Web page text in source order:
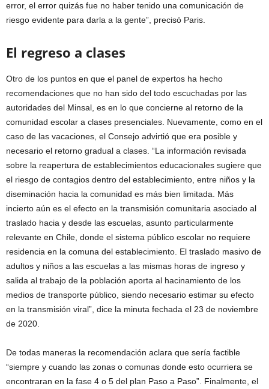
error, el error quizás fue no haber tenido una comunicación de
riesgo evidente para darla a la gente”, precisó Paris.
El regreso a clases
Otro de los puntos en que el panel de expertos ha hecho
recomendaciones que no han sido del todo escuchadas por las
autoridades del Minsal, es en lo que concierne al retorno de la
comunidad escolar a clases presenciales. Nuevamente, como en el
caso de las vacaciones, el Consejo advirtió que era posible y
necesario el retorno gradual a clases. “La información revisada
sobre la reapertura de establecimientos educacionales sugiere que
el riesgo de contagios dentro del establecimiento, entre niños y la
diseminación hacia la comunidad es más bien limitada. Más
incierto aún es el efecto en la transmisión comunitaria asociado al
traslado hacia y desde las escuelas, asunto particularmente
relevante en Chile, donde el sistema público escolar no requiere
residencia en la comuna del establecimiento. El traslado masivo de
adultos y niños a las escuelas a las mismas horas de ingreso y
salida al trabajo de la población aporta al hacinamiento de los
medios de transporte público, siendo necesario estimar su efecto
en la transmisión viral”, dice la minuta fechada el 23 de noviembre
de 2020.
De todas maneras la recomendación aclara que sería factible
“siempre y cuando las zonas o comunas donde esto ocurriera se
encontraran en la fase 4 o 5 del plan Paso a Paso”. Finalmente, el